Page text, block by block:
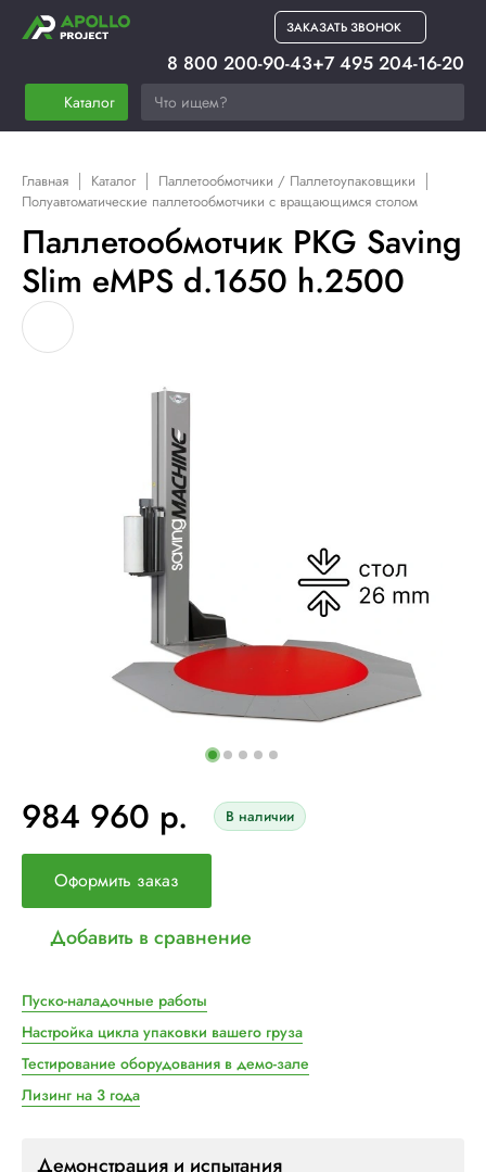
ЗАКАЗАТЬ ЗВОНОК
Каталог
8 800 200-90-43+7 495 204-16-20
Главная Каталог
Паллетообмотчики / Паллетоупаковщики
Полуавтоматические паллетообмотчики с вращающимся столом
Паллетообмотчик PKG Saving
Slim eMPS d.1650 h.2500
984 960 р. В наличии
Оформить заказ
Добавить в сравнение
Пуско-наладочные работы
Настройка цикла упаковки вашего груза
Тестирование оборудования в демо-зале
Лизинг на 3 года
Демонстрация и испытания